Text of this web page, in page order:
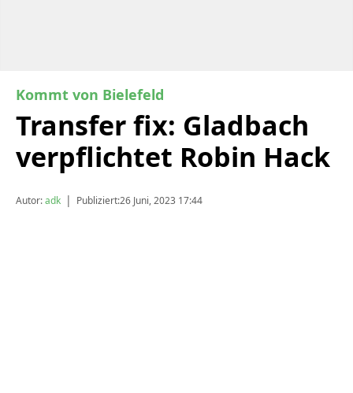
Kommt von Bielefeld
Transfer fix: Gladbach
verpflichtet Robin Hack
Autor:adk | Publiziert:26 Juni, 2023 17:44